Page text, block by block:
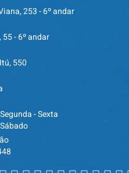
253 - 6º andar
- 6º andar
550
- Sexta